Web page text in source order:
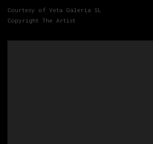
Courtesy of Veta Galeria SL
Copyright The Artist